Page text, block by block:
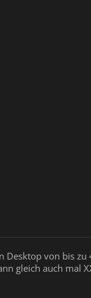
Desktop von bis zu
gleich auch mal